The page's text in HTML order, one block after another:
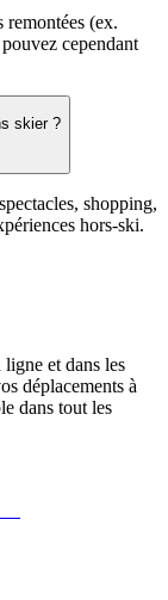
(ex.
cependant
skier ?
shopping,
hors-ski.
et dans les
déplacements à
dans tout les